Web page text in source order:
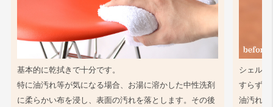
基本的に乾拭きで十分です。
特に油汚れ等が気になる場合、お湯に溶かした中性洗剤
に柔らかい布を浸し、表面の汚れを落とします。その後
シェル同
すらず、
油汚れ等